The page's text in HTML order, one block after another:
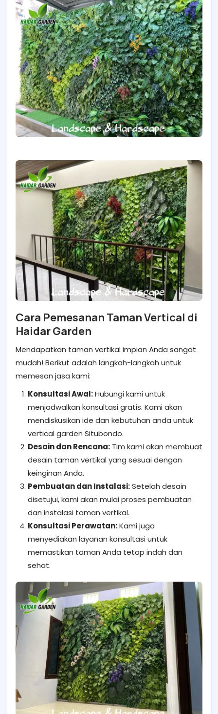
Cara Pemesanan Taman Vertical di
Haidar Garden
Mendapatkan taman vertikal impian Anda sangat
mudah! Berikut adalah langkah-langkah untuk
memesan jasa kami:
Konsultasi Awal:Hubungi kami untuk
menjadwalkan konsultasi gratis. Kami akan
mendiskusikan ide dan kebutuhan anda untuk
vertical garden Situbondo.
Desain dan Rencana: Tim kami akan membuat
desain taman vertikal yang sesuai dengan
keinginan Anda.
Pembuatan dan Instalasi:Setelah desain
disetujui, kami akan mulai proses pembuatan
dan instalasi taman vertikal.
Konsultasi Perawatan:Kami juga
menyediakan layanan konsultasi untuk
memastikan taman Anda tetap indah dan
sehat.